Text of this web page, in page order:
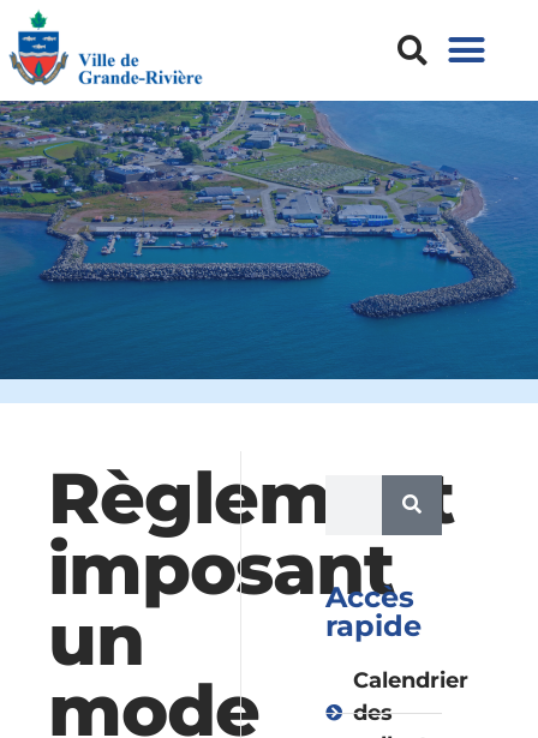
Règlement
imposant
un
mode
Accès
rapide
Calendrier
des